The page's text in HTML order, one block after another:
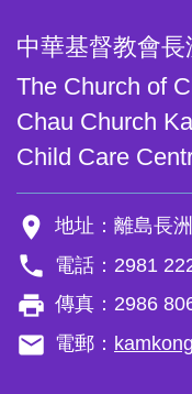
中華基督教會
The Church of
Chau Church
Child Care
room 地址：離島長
phone 電話：2981
local_printshop 傳真：2986
email 電郵：